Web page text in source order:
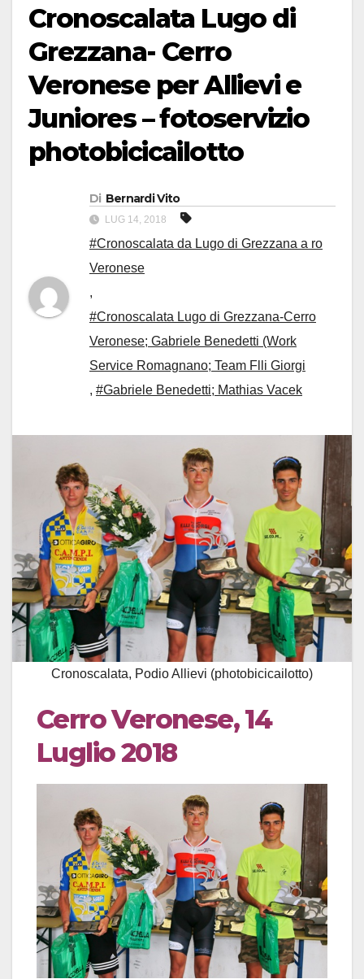
Cronoscalata Lugo di
Grezzana- Cerro
Veronese per Allievi e
Juniores – fotoservizio
photobicicailotto
Di Bernardi Vito
LUG 14, 2018
#Cronoscalata da Lugo di Grezzana a ro
Veronese
,
#Cronoscalata Lugo di Grezzana-Cerro
Veronese; Gabriele Benedetti (Work
Service Romagnano; Team Flli Giorgi
, #Gabriele Benedetti; Mathias Vacek
Cronoscalata, Podio Allievi (photobicicailotto)
Cerro Veronese, 14
Luglio 2018